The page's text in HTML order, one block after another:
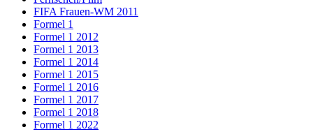
FIFA Frauen-WM 2011
Formel 1
Formel 1 2012
Formel 1 2013
Formel 1 2014
Formel 1 2015
Formel 1 2016
Formel 1 2017
Formel 1 2018
Formel 1 2022